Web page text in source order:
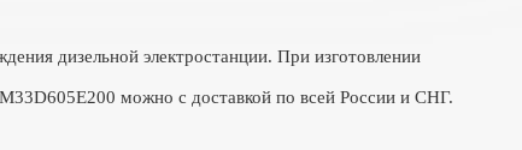
дизельной электростанции. При изготовлении
можно с доставкой по всей России и СНГ.